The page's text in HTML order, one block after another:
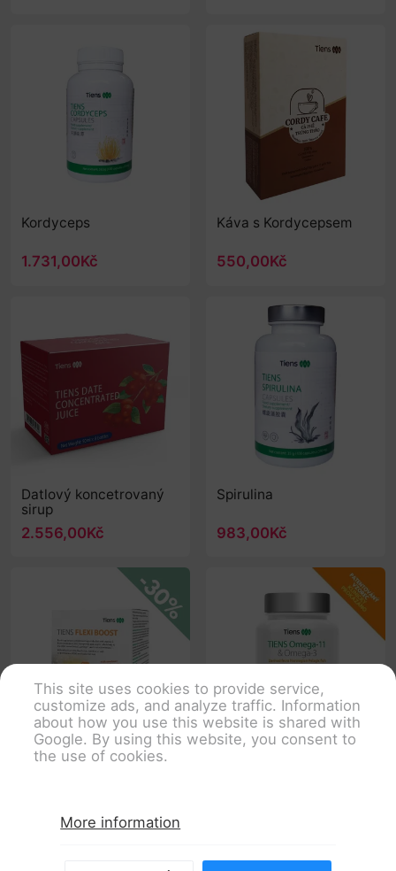
Kordyceps
1.731,00Kč
Káva s Kordycepsem
550,00Kč
Datlový koncetrovaný
sirup
2.556,00Kč
Spirulina
983,00Kč
TIENS Flexi Boost
This site uses cookies to provide service,
customize ads, and analyze traffic. Information
about how you use this website is shared with
Google. By using this website, you consent to
the use of cookies.
More information